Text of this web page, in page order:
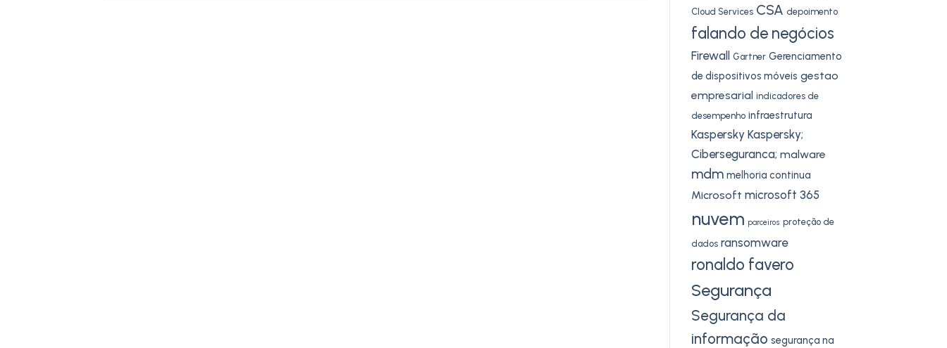
Cloud Services CSA depoimento
falando de negócios
Firewall Gartner Gerenciamento
de dispositivos móveis gestao
empresarial indicadores de
desempenho infraestrutura
Kaspersky Kaspersky;
Ciberseguranca; malware
mdm melhoria continua
Microsoft microsoft 365
nuvem parceiros proteção de
dados ransomware
ronaldo favero
Segurança
Segurança da
informação segurança na